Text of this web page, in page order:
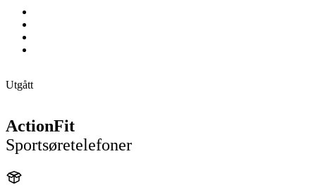
Utgått
ActionFit
Sportsøretelefoner